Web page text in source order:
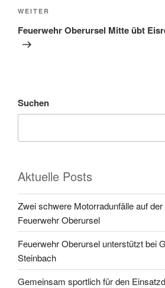
Nächster
Beitrag
WEITER
Feuerwehr Oberursel Mitte übt
Suchen
Aktuelle Posts
Zwei schwere Motorradunfälle auf
Feuerwehr Oberursel
Feuerwehr Oberursel unterstützt bei
Steinbach
Gemeinsam sportlich für den